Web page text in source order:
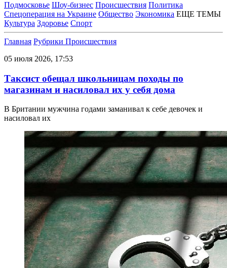
Подмосковье Шоу-бизнес Происшествия Политика
Спецоперация на Украине Общество Экономика ЕЩЕ ТЕМЫ
Культура Здоровье Спорт
Главная Рубрики Происшествия
05 июля 2026, 17:53
Таксист обещал школьницам походы по
магазинам и насиловал их у себя дома
В Британии мужчина годами заманивал к себе девочек и
насиловал их